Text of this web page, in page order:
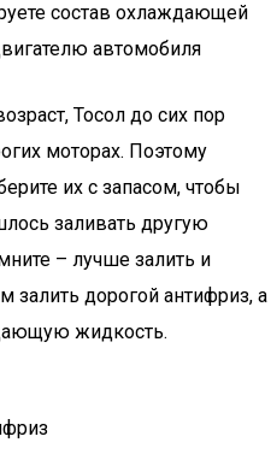
состав охлаждающей
автомобиля
Тосол до сих пор
моторах. Поэтому
их с запасом, чтобы
заливать другую
– лучше залить и
залить дорогой антифриз, а
жидкость.